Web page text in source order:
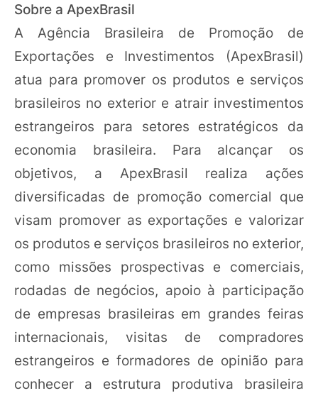
Sobre a ApexBrasil
A Agência Brasileira de Promoção de
Exportações e Investimentos (ApexBrasil)
atua para promover os produtos e serviços
brasileiros no exterior e atrair investimentos
estrangeiros para setores estratégicos da
economia brasileira. Para alcançar os
objetivos, a ApexBrasil realiza ações
diversificadas de promoção comercial que
visam promover as exportações e valorizar
os produtos e serviços brasileiros no exterior,
como missões prospectivas e comerciais,
rodadas de negócios, apoio à participação
de empresas brasileiras em grandes feiras
internacionais, visitas de compradores
estrangeiros e formadores de opinião para
conhecer a estrutura produtiva brasileira